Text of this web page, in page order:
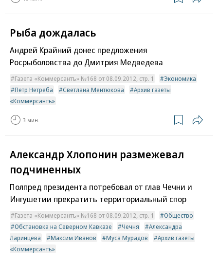
Рыба дождалась
Андрей Крайний донес предложения
Росрыболовства до Дмитрия Медведева
Газета «Коммерсантъ» №168 от 08.09.2012, стр. 1
Экономика
Петр Нетреба
Светлана Ментюкова
Архив газеты
«Коммерсантъ»
3 мин.
Александр Хлопонин размежевал
подчиненных
Полпред президента потребовал от глав Чечни и
Ингушетии прекратить территориальный спор
Газета «Коммерсантъ» №168 от 08.09.2012, стр. 1
Общество
Обстановка на Северном Кавказе
Чечня
Александра
Ларинцева
Максим Иванов Муса Мурадов
Архив газеты
«Коммерсантъ»